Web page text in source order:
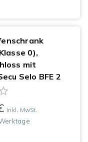
0),
mit
Selo BFE 2
inkl. MwSt.